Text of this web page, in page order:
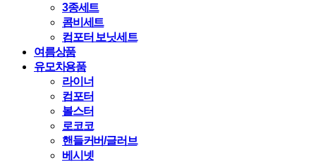
3종세트
콤비세트
컴포터 보닛세트
여름상품
유모차용품
라이너
컴포터
볼스터
로코코
핸들커버/글러브
베시넷